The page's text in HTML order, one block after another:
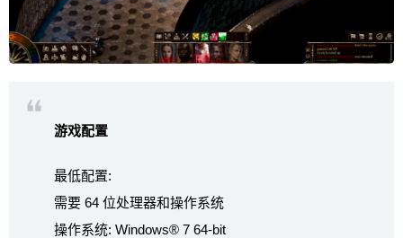
游戏配置
最低配置:
需要 64 位处理器和操作系统
操作系统: Windows® 7 64-bit